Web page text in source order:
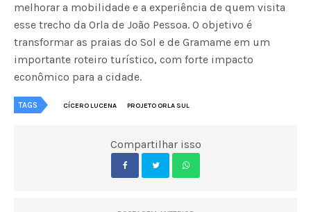
melhorar a mobilidade e a experiência de quem visita
esse trecho da Orla de João Pessoa. O objetivo é
transformar as praias do Sol e de Gramame em um
importante roteiro turístico, com forte impacto
econômico para a cidade.
TAGS CÍCERO LUCENA PROJETO ORLA SUL
Compartilhar isso